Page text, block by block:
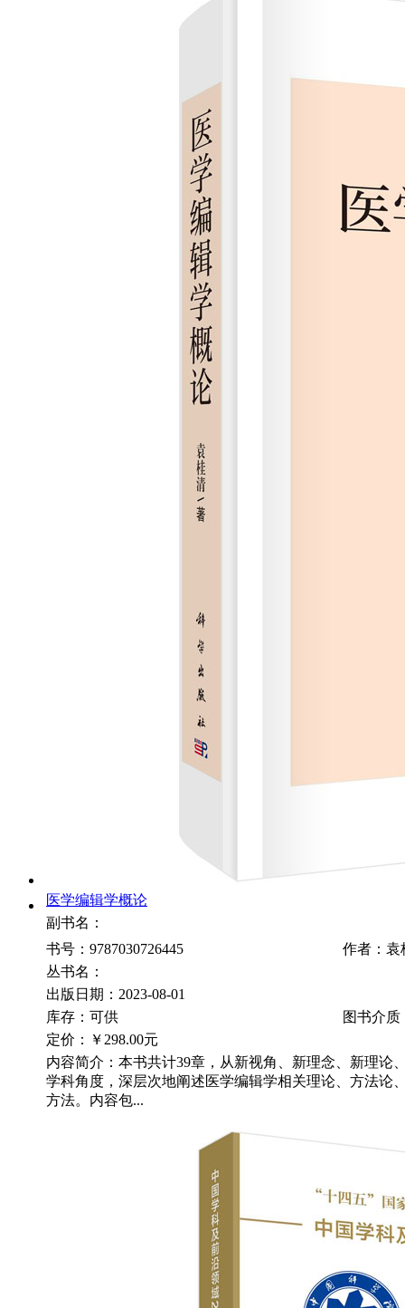
医学编辑学概论
副书名：
书号：9787030726445
作者：袁
丛书名：
出版日期：2023-08-01
库存：可供
图书介质
定价：
￥298.00元
内容简介：本书共计39章，从新视角、新理念、新理论
学科角度，深层次地阐述医学编辑学相关理论、方法论
方法。内容包...